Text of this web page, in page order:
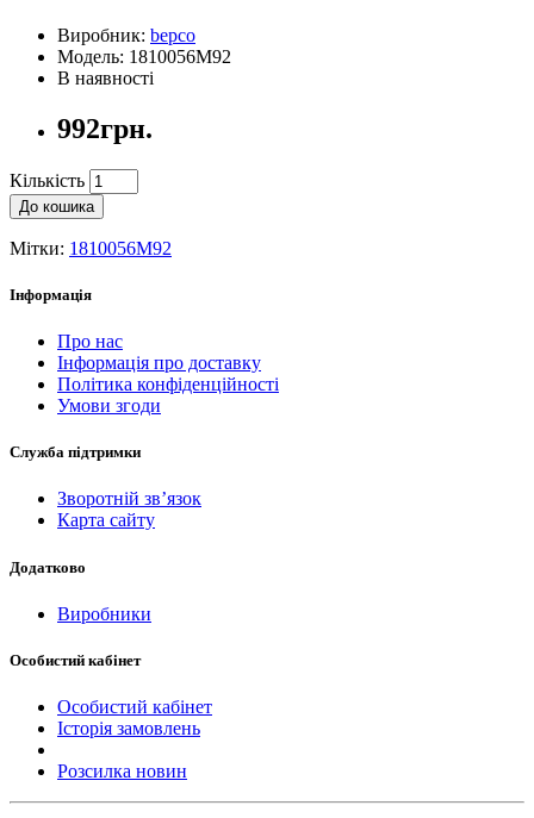
Виробник: bepco
Модель: 1810056M92
В наявності
992грн.
Кількість
До кошика
Мітки: 1810056M92
Інформація
Про нас
Інформація про доставку
Політика конфіденційності
Умови згоди
Служба підтримки
Зворотній зв’язок
Карта сайту
Додатково
Виробники
Особистий кабінет
Особистий кабінет
Історія замовлень
Розсилка новин